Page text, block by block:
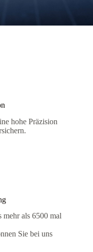
hohe Präzision
mehr als 6500 mal
Sie bei uns